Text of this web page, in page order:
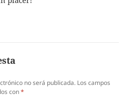
no será publicada. Los campos
con*